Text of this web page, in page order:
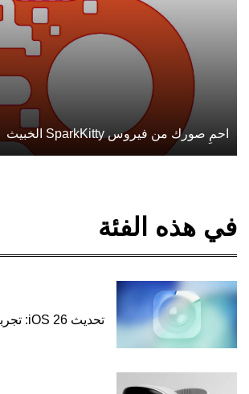
احمِ صورك من فيروس SparkKitty الخبيث
في هذه الفئة
تحديث iOS 26: تجربة تصوير مبتكرة